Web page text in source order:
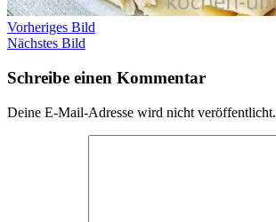
Vorheriges Bild
Nächstes Bild
Schreibe einen Kommentar
Deine E-Mail-Adresse wird nicht veröffentlicht.